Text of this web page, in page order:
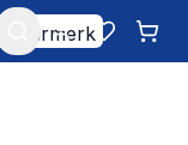
Mijn account